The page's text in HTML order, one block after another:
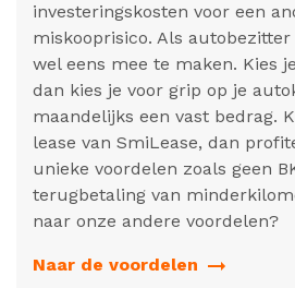
investeringskosten voor een
miskooprisico. Als
wel eens mee te maken. Kies
dan kies je voor grip op je
maandelijks een vast bedrag.
lease van SmiLease, dan
unieke voordelen zoals geen
terugbetaling van
naar onze andere voordelen?
Naar de voordelen